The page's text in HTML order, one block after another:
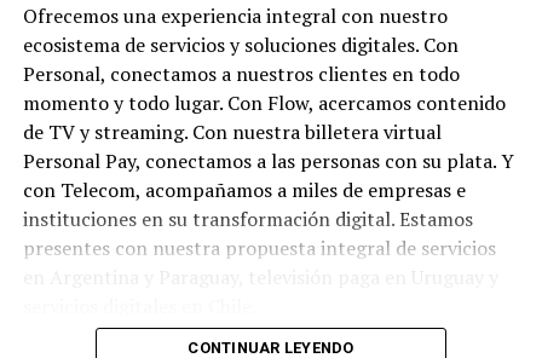
Ofrecemos una experiencia integral con nuestro
ecosistema de servicios y soluciones digitales. Con
Personal, conectamos a nuestros clientes en todo
momento y todo lugar. Con Flow, acercamos contenido
de TV y streaming. Con nuestra billetera virtual
Personal Pay, conectamos a las personas con su plata. Y
con Telecom, acompañamos a miles de empresas e
instituciones en su transformación digital. Estamos
presentes con nuestra propuesta integral de servicios
CONTINUAR LEYENDO